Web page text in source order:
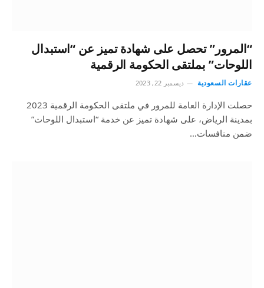
“المرور” تحصل على شهادة تميز عن “استبدال
اللوحات” بملتقى الحكومة الرقمية
عقارات السعودية ديسمبر 22, 2023
حصلت الإدارة العامة للمرور في ملتقى الحكومة الرقمية 2023
بمدينة الرياض، على شهادة تميز عن خدمة “استبدال اللوحات”
ضمن منافسات…